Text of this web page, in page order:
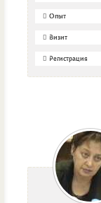
Опыт
Визит
Регистрация